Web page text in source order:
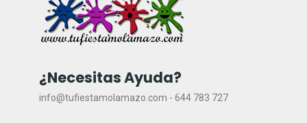
¿Necesitas Ayuda?
info@tufiestamolamazo.com - 644 783 727